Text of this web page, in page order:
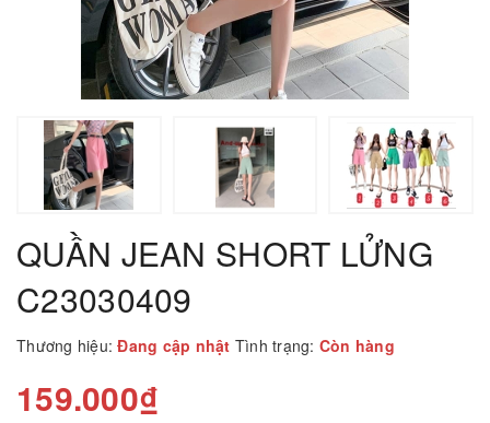
QUẦN JEAN SHORT LỬNG
C23030409
Thương hiệu: Đang cập nhật Tình trạng: Còn hàng
159.000₫